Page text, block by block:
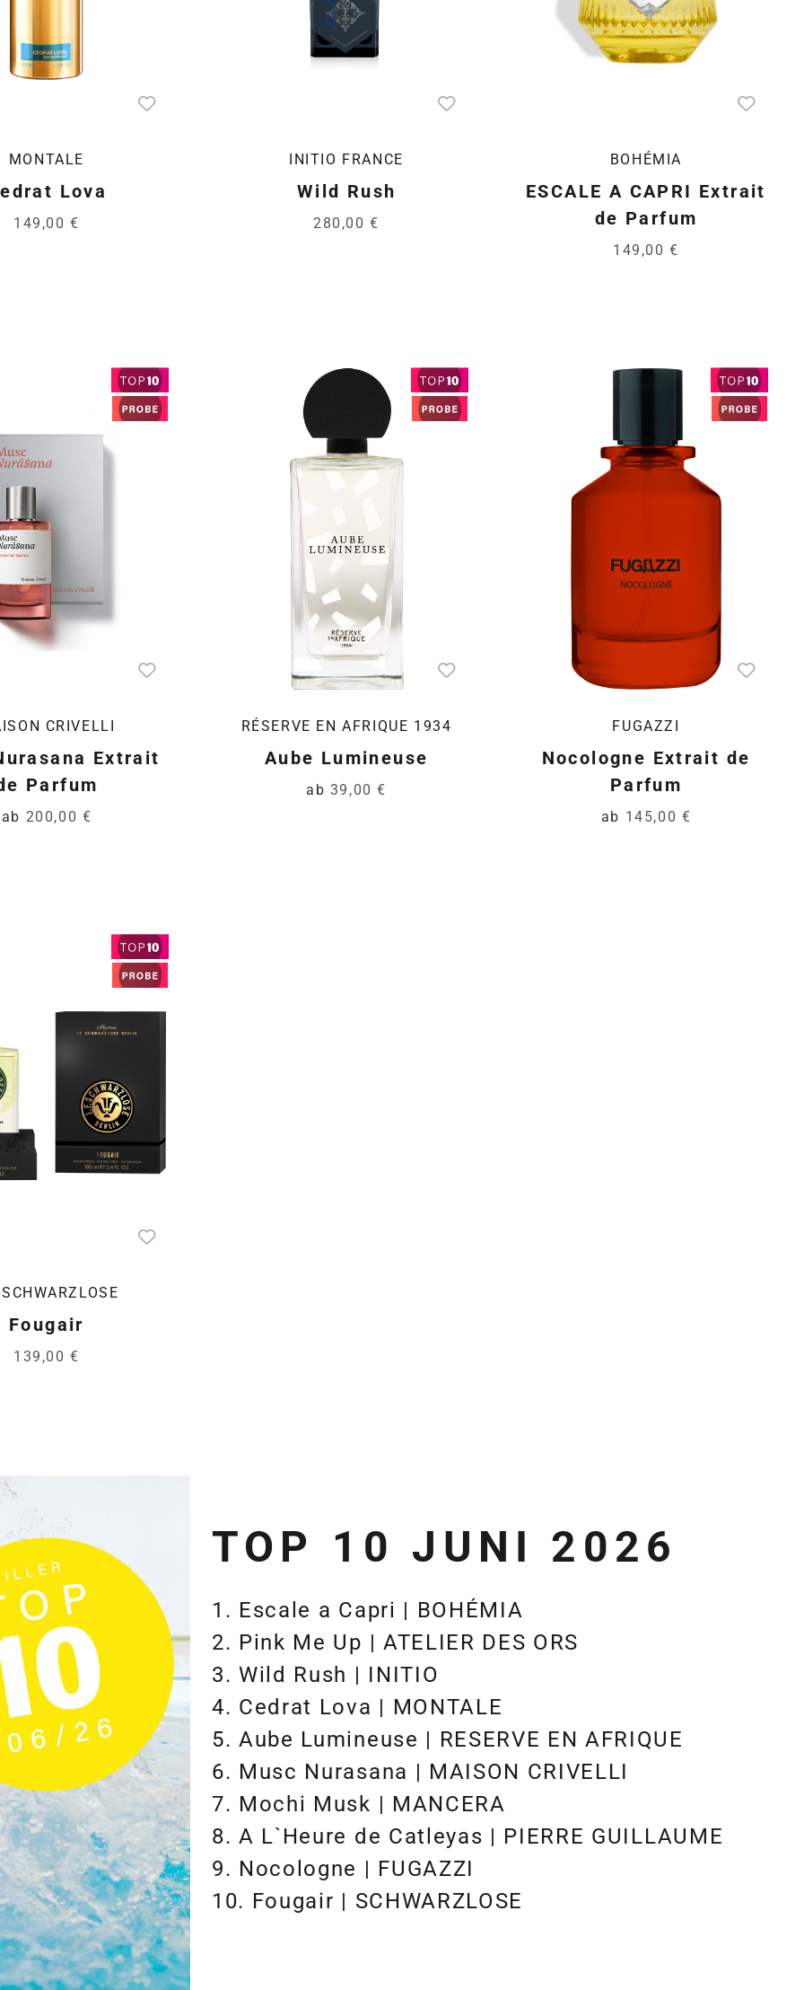
MONTALE
Lova
149,00 €
INITIO FRANCE
Wild Rush
280,00 €
BOHÉMIA
ESCALE A CAPRI Extrait
de Parfum
149,00 €
CRIVELLI
Extrait
Parfum
ab 200,00 €
RÉSERVE EN AFRIQUE 1934
Aube Lumineuse
ab 39,00 €
FUGAZZI
Nocologne Extrait de
Parfum
ab 145,00 €
Fougair
139,00 €
TOP 10 JUNI 2026
1. Escale a Capri | BOHÉMIA
2. Pink Me Up | ATELIER DES ORS
3. Wild Rush | INITIO
4. Cedrat Lova | MONTALE
5. Aube Lumineuse | RESERVE EN AFRIQUE
6. Musc Nurasana | MAISON CRIVELLI
7. Mochi Musk | MANCERA
8. A L`Heure de Catleyas | PIERRE GUILLAUME
9. Nocologne | FUGAZZI
10. Fougair | SCHWARZLOSE